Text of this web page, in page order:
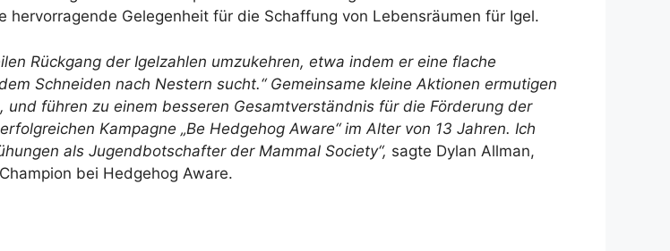
Gelegenheit für die Schaffung von Lebensräumen für Igel.
Rückgang der Igelzahlen umzukehren, etwa indem er eine flache
Schneiden nach Nestern sucht.“ Gemeinsame kleine Aktionen ermutigen
führen zu einem besseren Gesamtverständnis für die Förderung der
Kampagne „Be Hedgehog Aware“ im Alter von 13 Jahren. Ich
als Jugendbotschafter der Mammal Society“, sagte Dylan Allman,
bei Hedgehog Aware.